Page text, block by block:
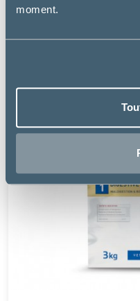
moment.